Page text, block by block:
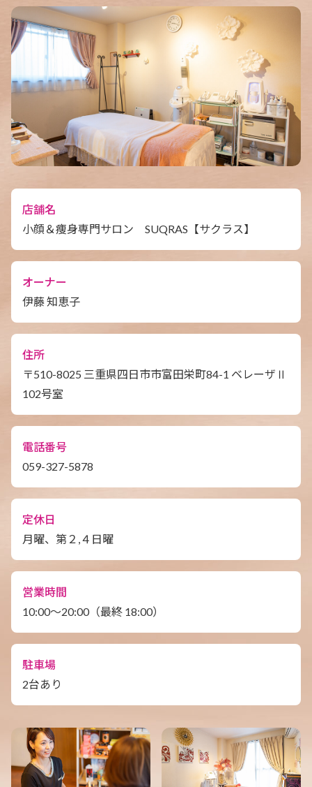
店舗名
小顔＆痩身専門サロン SUQRAS【サクラス】
オーナー
伊藤 知恵子
住所
〒510-8025 三重県四日市市富田栄町84-1 ベレーザⅡ
102号室
電話番号
059-327-5878
定休日
月曜、第２,４日曜
営業時間
10:00〜20:00（最終 18:00）
駐車場
2台あり